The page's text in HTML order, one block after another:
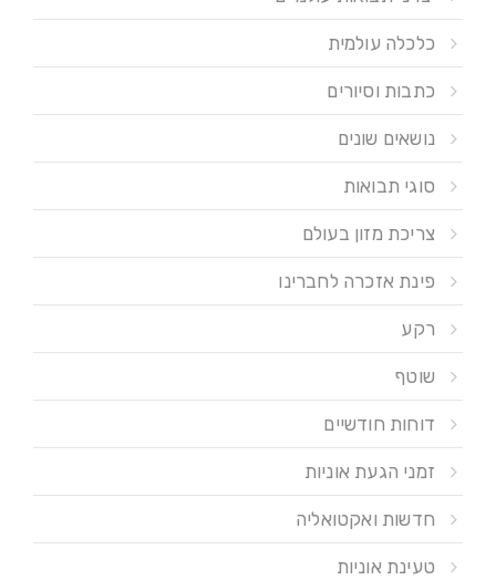
כלכלה עולמית
כתבות וסיורים
נושאים שונים
סוגי תבואות
צריכת מזון בעולם
פינת אזכרה לחברינו
רקע
שוטף
דוחות חודשיים
זמני הגעת אוניות
חדשות ואקטואליה
טעינת אוניות